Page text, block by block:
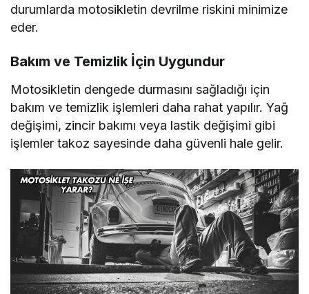
durumlarda motosikletin devrilme riskini minimize
eder.
Bakım ve Temizlik İçin Uygundur
Motosikletin dengede durmasını sağladığı için
bakım ve temizlik işlemleri daha rahat yapılır. Yağ
değişimi, zincir bakımı veya lastik değişimi gibi
işlemler takoz sayesinde daha güvenli hale gelir.